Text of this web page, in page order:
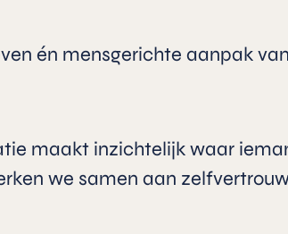
én mensgerichte aanpak
maakt inzichtelijk waar
we samen aan